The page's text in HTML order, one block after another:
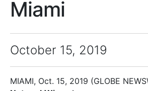
Miami
October 15, 2019
MIAMI, Oct. 15, 2019 (GLOBE